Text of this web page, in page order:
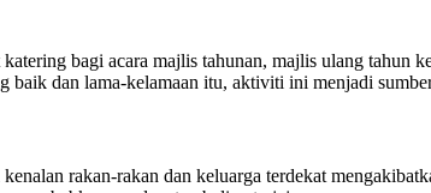
bagi acara majlis tahunan, majlis ulang tahun
dan lama-kelamaan itu, aktiviti ini menjadi
rakan-rakan dan keluarga terdekat